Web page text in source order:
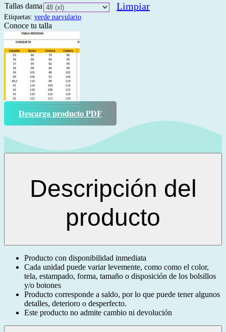
Tallas dama Limpiar
Etiquetas: verde parvulario
Conoce tu talla
Descarga producto PDF
Descripción del
producto
Producto con disponibilidad inmediata
Cada unidad puede variar levemente, como como el color,
tela, estampado, forma, tamaño o disposición de los bolsillos
y/o botones
Producto corresponde a saldo, por lo que puede tener algunos
detalles, deterioro o desperfecto.
Este producto no admite cambio ni devolución